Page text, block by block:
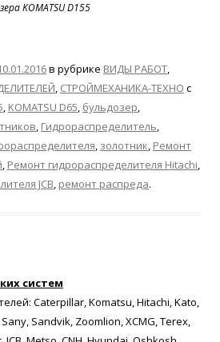
KOMATSU D155
в рубрике ВИДЫ РАБОТ,
, СТРОЙМЕХАНИКА-ТЕХНО с
, KOMATSU D65, бульдозер,
, Гидрораспределитель,
, золотник, Ремонт
, Ремонт гидрораспределителя Hitachi,
JCB, ремонт распреда.
систем
Caterpillar, Komatsu, Hitachi, Kato,
Sandvik, Zoomlion, XCMG, Terex,